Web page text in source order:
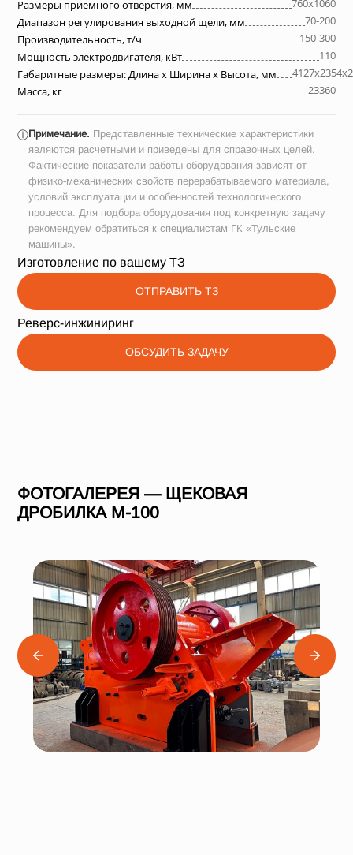
Размеры приемного отверстия, мм
760х1060
Диапазон регулирования выходной щели, мм
70-200
Производительность, т/ч
150-300
Мощность электродвигателя, кВт
110
Габаритные размеры: Длина х Ширина х Высота, мм
Масса, кг
23360
ⓘПримечание. Представленные технические характеристики
являются расчетными и приведены для справочных целей.
Фактические показатели работы оборудования зависят от
физико-механических свойств перерабатываемого материала,
условий эксплуатации и особенностей технологического
процесса. Для подбора оборудования под конкретную задачу
рекомендуем обратиться к специалистам ГК «Тульские
машины».
Изготовление по вашему ТЗ
ОТПРАВИТЬ ТЗ
Реверс-инжиниринг
ОБСУДИТЬ ЗАДАЧУ
ФОТОГАЛЕРЕЯ — ЩЕКОВАЯ
ДРОБИЛКА М-100